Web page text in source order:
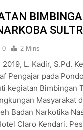
0 2 Mins
L. Kadir, S.Pd.
Pengajar pada
kegiatan Bimbingan
Masyarakat
Badan Narkotika
Claro Kendari.